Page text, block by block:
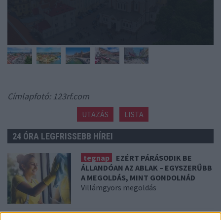
Címlapfotó: 123rf.com
UTAZÁS LISTA
24 ÓRA LEGFRISSEBB HÍREI
tegnap
EZÉRT PÁRÁSODIK BE
ÁLLANDÓAN AZ ABLAK – EGYSZERŰBB
A MEGOLDÁS, MINT GONDOLNÁD
Villámgyors megoldás